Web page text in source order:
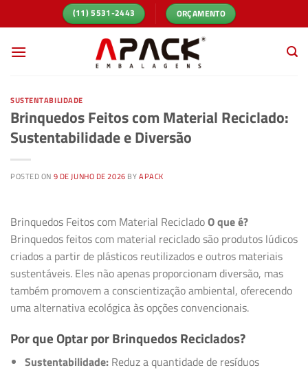
to
(11) 5531-2443 ORÇAMENTO
SUSTENTABILIDADE
Brinquedos Feitos com Material Reciclado:
Sustentabilidade e Diversão
POSTED ON 9 DE JUNHO DE 2026 BYAPACK
Brinquedos Feitos com Material RecicladoO que é?
Brinquedos feitos com material reciclado são produtos lúdicos
criados a partir de plásticos reutilizados e outros materiais
sustentáveis. Eles não apenas proporcionam diversão, mas
também promovem a conscientização ambiental, oferecendo
uma alternativa ecológica às opções convencionais.
Por que Optar por Brinquedos Reciclados?
Sustentabilidade:Reduz a quantidade de resíduos